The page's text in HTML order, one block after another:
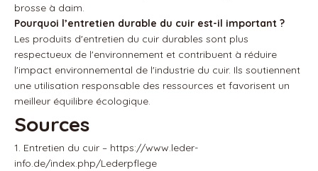
brosse à daim.
Pourquoi l’entretien durable du cuir est-il important ?
Les produits d'entretien du cuir durables sont plus
respectueux de l'environnement et contribuent à réduire
l'impact environnemental de l'industrie du cuir. Ils soutiennent
une utilisation responsable des ressources et favorisent un
meilleur équilibre écologique.
Sources
1. Entretien du cuir – https://www.leder-
info.de/index.php/Lederpflege